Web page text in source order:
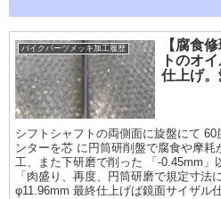
バイクパーツメッキ加工履歴
【腐食
トのオ
仕上げ
シフトシャフトの両側面に旋盤にて
ンターを芯 に円筒研削盤で腐食や摩
工、また下研磨で削った 「-0.45mm」
「肉盛り、再度、円筒研磨で規定寸法
φ11.96mm 最終仕上げば鏡面サイザル